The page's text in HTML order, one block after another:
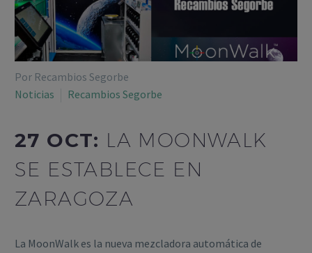
Por Recambios Segorbe
Noticias
Recambios Segorbe
27 OCT: LA MOONWALK
SE ESTABLECE EN
ZARAGOZA
La MoonWalk es la nueva mezcladora automática de